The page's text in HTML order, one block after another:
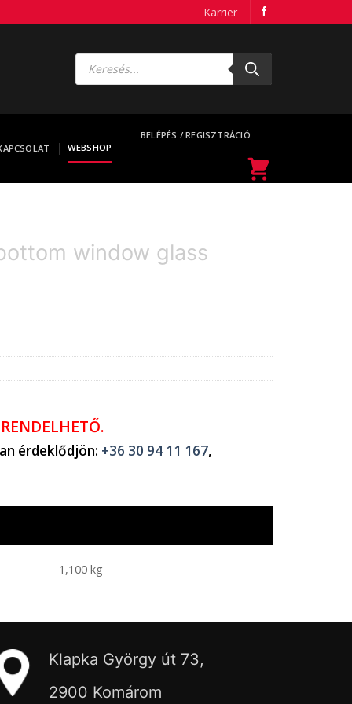
Karrier
Products
search
WEBSHOP
BELÉPÉS / REGISZTRÁCIÓ
window glass
érdeklődjön: +36 30 94 11 167,
1,100 kg
Klapka György út 73,
2900 Komárom